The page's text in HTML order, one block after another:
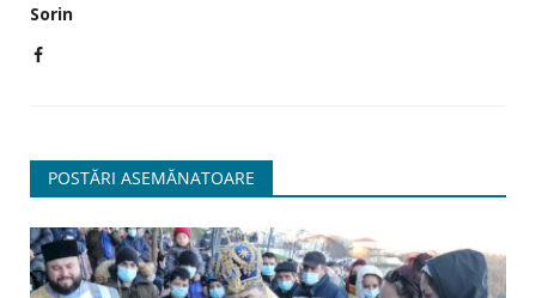
Sorin
POSTĂRI ASEMĂNATOARE